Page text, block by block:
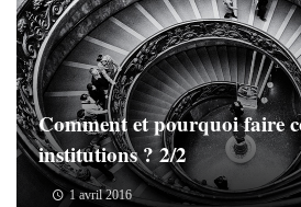
Comment et pourquoi faire
institutions ? 2/2
1 avril 2016